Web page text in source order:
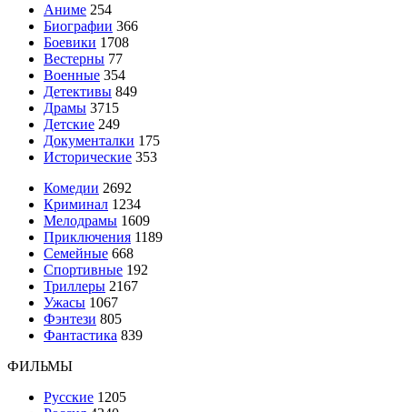
Аниме 254
Биографии 366
Боевики 1708
Вестерны 77
Военные 354
Детективы 849
Драмы 3715
Детские 249
Документалки 175
Исторические 353
Комедии 2692
Криминал 1234
Мелодрамы 1609
Приключения 1189
Семейные 668
Спортивные 192
Триллеры 2167
Ужасы 1067
Фэнтези 805
Фантастика 839
ФИЛЬМЫ
Русские 1205